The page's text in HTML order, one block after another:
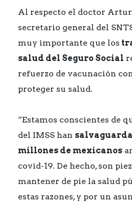
Al respecto el doctor
secretario general del
muy importante que los
salud del Seguro Social
refuerzo de vacunación
proteger su salud.
“Estamos conscientes de
del IMSS han
millones de mexicanos
covid-19. De hecho, son
mantener de pie la salud
estas razones, y por un